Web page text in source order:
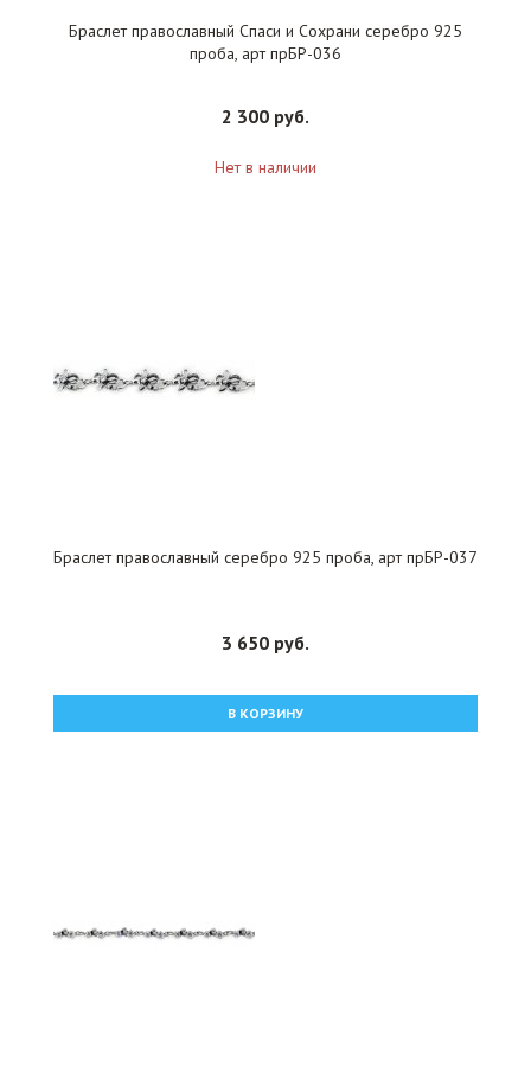
Браслет православный Спаси и Сохрани серебро 925
проба, арт прБР-036
2 300 руб.
Нет в наличии
Браслет православный серебро 925 проба, арт прБР-037
3 650 руб.
В КОРЗИНУ